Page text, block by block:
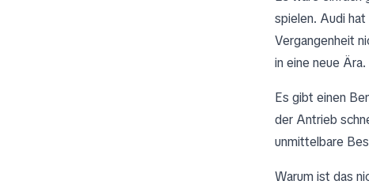
spielen. Audi
Vergangenheit
in eine neue Ära.
Es gibt einen
der Antrieb
unmittelbare
Warum ist das